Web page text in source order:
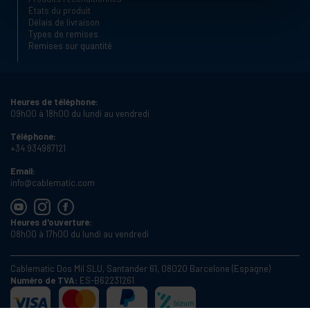
États du produit
Délais de livraison
Types de remises
Remises sur quantité
Heures de téléphone:
09h00 à 18h00 du lundi au vendredi
Téléphone:
+34 934987121
Email:
info@cablematic.com
Heures d'ouverture:
08h00 à 17h00 du lundi au vendredi
Cablematic Dos Mil SLU, Santander 61, 08020 Barcelone (Espagne)
Numéro de TVA: ES-B62231261